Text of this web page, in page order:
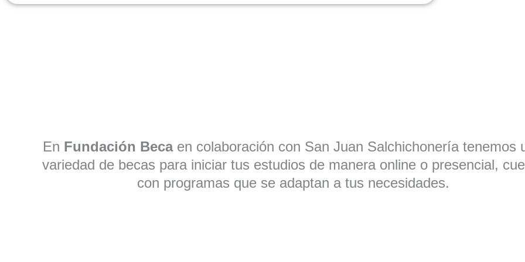
En Fundación Becaen colaboración con San Juan Salchichonería tenemos
variedad de becas para iniciar tus estudios de manera online o presencial,
con programas que se adaptan a tus necesidades.